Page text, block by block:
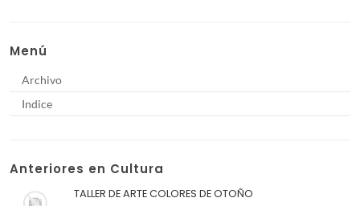
Menú
Archivo
Indice
Anteriores en Cultura
TALLER DE ARTE COLORES DE OTOÑO